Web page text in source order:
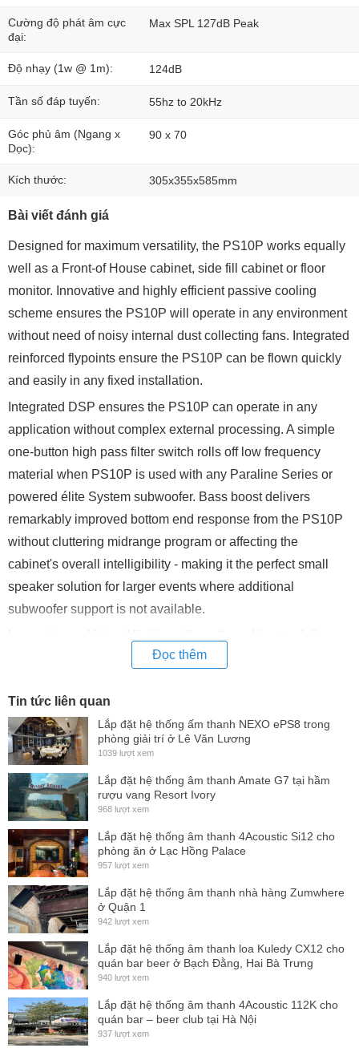
Cường độ phát âm cực
đại:
Max SPL 127dB Peak
Độ nhạy (1w @ 1m): 124dB
Tần số đáp tuyến: 55hz to 20kHz
Góc phủ âm (Ngang x
Dọc):
90 x 70
Kích thước: 305x355x585mm
Bài viết đánh giá
Designed for maximum versatility, the PS10P works equally
well as a Front-of House cabinet, side fill cabinet or floor
monitor. Innovative and highly efficient passive cooling
scheme ensures the PS10P will operate in any environment
without need of noisy internal dust collecting fans. Integrated
reinforced flypoints ensure the PS10P can be flown quickly
and easily in any fixed installation.
Integrated DSP ensures the PS10P can operate in any
application without complex external processing. A simple
one-button high pass filter switch rolls off low frequency
material when PS10P is used with any Paraline Series or
powered élite System subwoofer. Bass boost delivers
remarkably improved bottom end response from the PS10P
without cluttering midrange program or affecting the
cabinet's overall intelligibility - making it the perfect small
speaker solution for larger events where additional
subwoofer support is not available.
Innovative multi-band limiting allows the cabinet to deliver
maximum output and remarkably event frequency response
competitive powered cabinets, the Parasource Series multi-
band limiting scheme ensures essential elements like vocals
and solo instruments in the essential midrange band aren't
being modulated by transient attacks of low frequency
material like kick drums and bass tracks. This delivers an
extremely smooth and precise mix even at the highest output
levels the cabinet can produce.
Rugged yet lightweight ABS cabinet and baffle design
ensure unmatched long term reliability in the field.
Đọc thêm
Tin tức liên quan
Lắp đặt hệ thống ấm thanh NEXO ePS8 trong
phòng giải trí ở Lê Văn Lương
1039 lượt xem
Lắp đặt hệ thống âm thanh Amate G7 tại hầm
rượu vang Resort Ivory
968 lượt xem
Lắp đặt hệ thống âm thanh 4Acoustic Si12 cho
phòng ăn ở Lạc Hồng Palace
957 lượt xem
Lắp đặt hệ thống âm thanh nhà hàng Zumwhere
ở Quận 1
942 lượt xem
Lắp đặt hệ thống âm thanh loa Kuledy CX12 cho
quán bar beer ở Bạch Đằng, Hai Bà Trưng
940 lượt xem
Lắp đặt hệ thống âm thanh 4Acoustic 112K cho
quán bar – beer club tại Hà Nội
937 lượt xem